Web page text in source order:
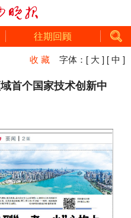
往期回顾
收 藏 字体： [ 大 ] [ 中 ]
首个国家技术创新中